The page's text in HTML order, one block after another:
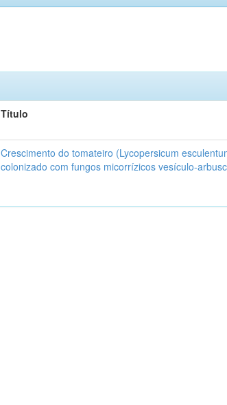
Título
Crescimento do tomateiro (Lycopersicum
colonizado com fungos micorrízicos vesículo-